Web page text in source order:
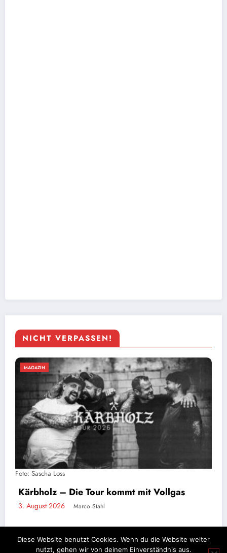
NICHT VERPASSEN!
MAGAZIN
größten Rammstein-Tribute-Band der Welt
2. August 2026 Marco Stahl
Diese Website benutzt Cookies. Wenn du die Website weiter
nutzt, gehen wir von deinem Einverständnis aus.